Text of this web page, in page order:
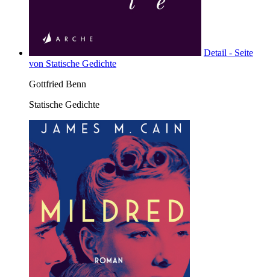
Detail - Seite
von Statische Gedichte
Gottfried Benn
Statische Gedichte